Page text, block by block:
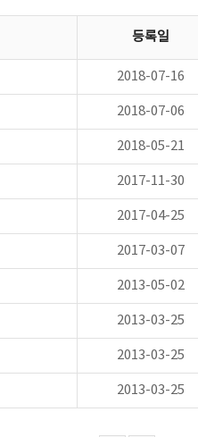
등록일
2018-07-16
2018-07-06
2018-05-21
2017-11-30
2017-04-25
2017-03-07
2013-05-02
2013-03-25
2013-03-25
2013-03-25